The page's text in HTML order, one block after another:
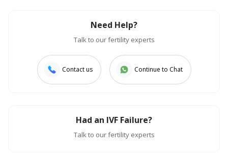
Need Help?
Talk to our fertility experts
Contact us Continue to Chat
Had an IVF Failure?
Talk to our fertility experts